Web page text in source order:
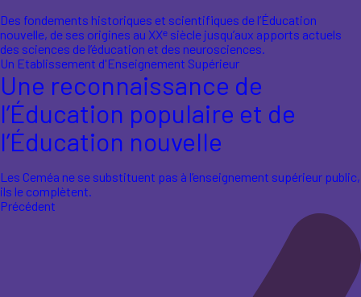
Des fondements historiques et scientifiques de l’Éducation
nouvelle, de ses origines au XXᵉ siècle jusqu’aux apports actuels
des sciences de l’éducation et des neurosciences.
Un Etablissement d'Enseignement Supérieur
Une reconnaissance de
l’Éducation populaire et de
l’Éducation nouvelle
Les Ceméa ne se substituent pas à l’enseignement supérieur public,
ils le complètent.
Précédent